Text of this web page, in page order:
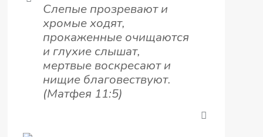
Слепые прозревают и
хромые ходят,
прокаженные очищаются
и глухие слышат,
мертвые воскресают и
нищие благовествуют.
(Матфея 11:5)